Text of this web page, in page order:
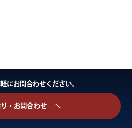
にお問合わせください。
・お問合わせ